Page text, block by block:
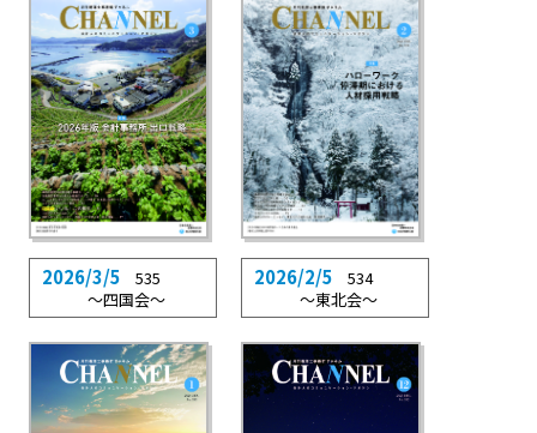
2026/3/5 535
〜四国会〜
2026/2/5 534
〜東北会〜